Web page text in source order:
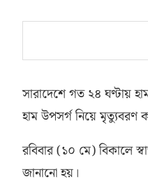
সারাদেশে গত ২৪ ঘণ্টায়
হাম উপসর্গ নিয়ে মৃত্যুবরণ
রবিবার(১০ মে)বিকালে
জানানো হয়।